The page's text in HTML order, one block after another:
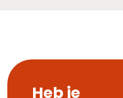
Heb je